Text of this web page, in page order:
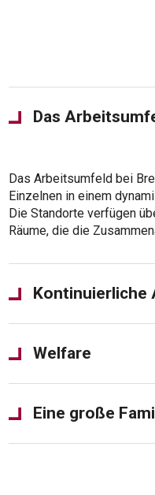
Das
Das Arbeitsumfeld bei
Einzelnen in einem
Die Standorte verfügen
Räume, die die
Kontinuierliche
Welfare
Eine große